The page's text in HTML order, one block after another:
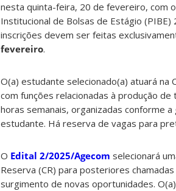
nesta quinta-feira, 20 de fevereiro, com
Institucional de Bolsas de Estágio (PIBE)
inscrições devem ser feitas
fevereiro.
O(a) estudante selecionado(a) atuará na
com funções relacionadas à produção
horas semanais, organizadas conforme
estudante. Há reserva de vagas para
O Edital 2/2025/Agecom selecionará
Reserva (CR) para posteriores
surgimento de novas oportunidades.